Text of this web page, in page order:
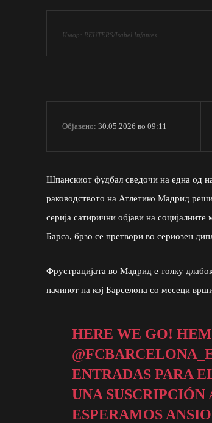
Извор: REUTERS/Isabel Infantes
Објавено: 30.05.2026 во 09:11
Шпанскиот фудбал сведочи на една од
раководството на Атлетико Мадрид
серија сатирични објави на
Барса, брзо се претвори во сериозен
Фрустрацијата во Мадрид е толку
начинот на кој Барселона со месеци
HERE WE GO!
ENTRADAS PARA
UNA SUSCRIPCIÓN
ESPERAMOS